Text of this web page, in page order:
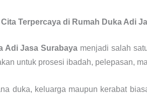
Terpercaya di Rumah Duka Adi
Adi Jasa Surabaya menjadi salah
untuk prosesi ibadah, pelepasan,
duka, keluarga maupun kerabat